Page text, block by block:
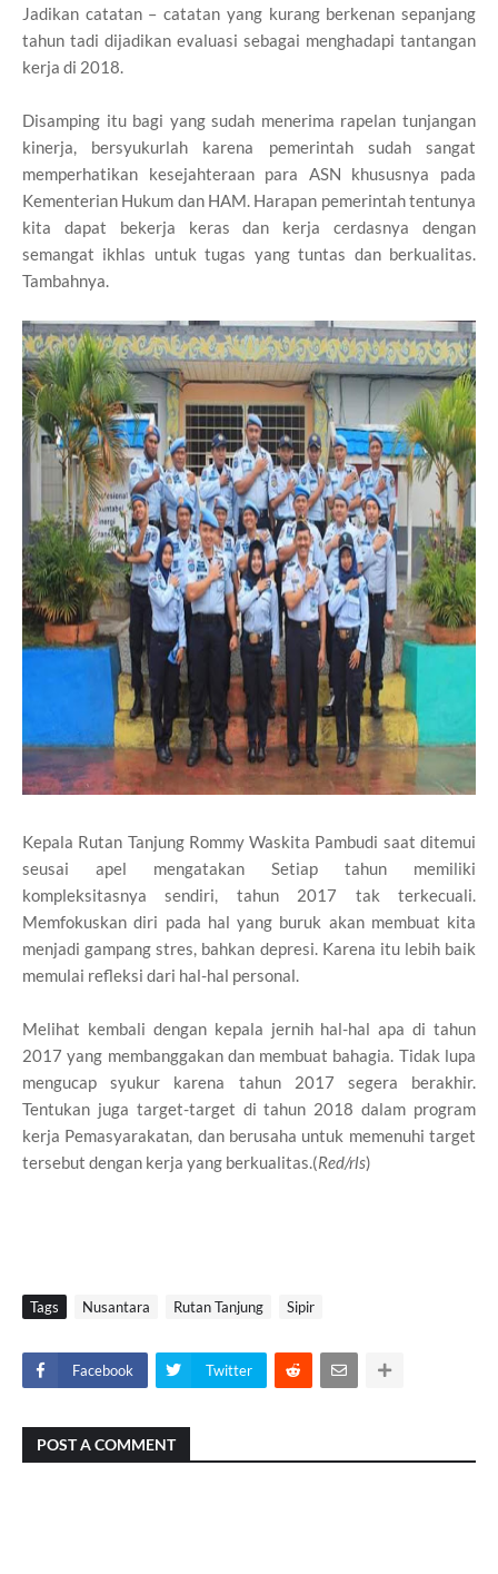
Jadikan catatan – catatan yang kurang berkenan sepanjang
tahun tadi dijadikan evaluasi sebagai menghadapi tantangan
kerja di 2018.
Disamping itu bagi yang sudah menerima rapelan tunjangan
kinerja, bersyukurlah karena pemerintah sudah sangat
memperhatikan kesejahteraan para ASN khususnya pada
Kementerian Hukum dan HAM. Harapan pemerintah tentunya
kita dapat bekerja keras dan kerja cerdasnya dengan
semangat ikhlas untuk tugas yang tuntas dan berkualitas.
Tambahnya.
Kepala Rutan Tanjung Rommy Waskita Pambudi saat ditemui
seusai apel mengatakan Setiap tahun memiliki
kompleksitasnya sendiri, tahun 2017 tak terkecuali.
Memfokuskan diri pada hal yang buruk akan membuat kita
menjadi gampang stres, bahkan depresi. Karena itu lebih baik
memulai refleksi dari hal-hal personal.
Melihat kembali dengan kepala jernih hal-hal apa di tahun
2017 yang membanggakan dan membuat bahagia. Tidak lupa
mengucap syukur karena tahun 2017 segera berakhir.
Tentukan juga target-target di tahun 2018 dalam program
kerja Pemasyarakatan, dan berusaha untuk memenuhi target
tersebut dengan kerja yang berkualitas.(Red/rls)
Tags Nusantara Rutan Tanjung Sipir
Facebook Twitter
POST A COMMENT